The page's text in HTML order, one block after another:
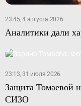
23:45, 4 августа 2026
Аналитики дали
23:13, 31 июля 2026
Защита Томаевой
СИЗО